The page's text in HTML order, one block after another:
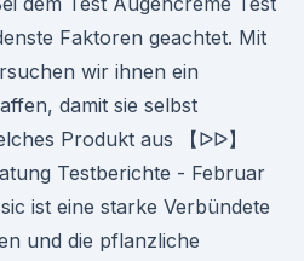
Faktoren geachtet. Mit
wir ihnen ein
damit sie selbst
Produkt aus 【ᐅᐅ】
Testberichte - Februar
ist eine starke Verbündete
und die pflanzliche